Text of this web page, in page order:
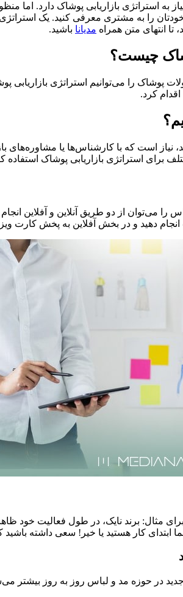
بازاریابی پوشاک دارد. اما
را به مشتری معرفی کنید. یک
تا انتهای متن همراه مدیانا باشید.
چیست؟
را می‌توانیم استراتژی بازاریابی
کرد.
نیاز است که با کارشناس‌ها یا مشاوره‌های
برای استراتژی بازاریابی پوشاک استفاده
را می‌توان از دو طریق آنلاین و آفلاین
انجام دهید و در بخش آفلاین به پخش کارت
مثال: برند نایک، در طول فعالیت
ابتدای کار هستید یا خیر! سعی داشته
در حوزه مد و لباس روز به روز بیشتر